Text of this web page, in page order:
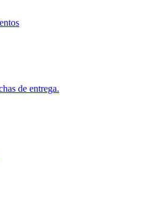
de entrega.